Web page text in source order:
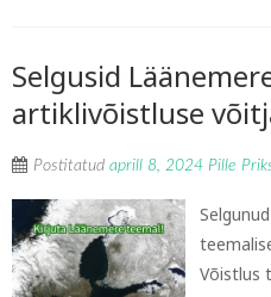
Selgusid
artiklivõistluse
Postitatud aprill 8, 2024 Pille
Võistlus